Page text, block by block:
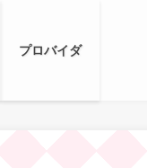
プロバイダ